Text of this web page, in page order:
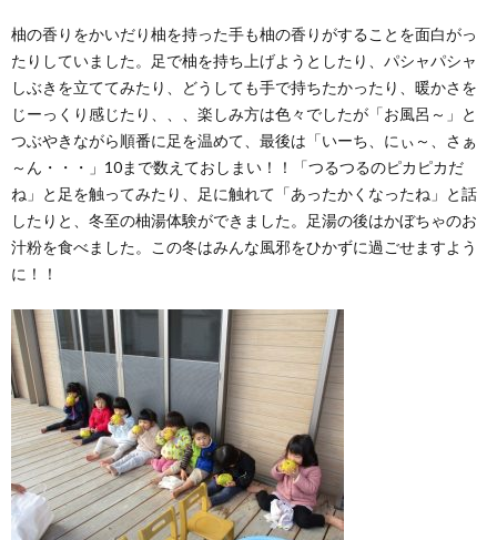
柚の香りをかいだり柚を持った手も柚の香りがすることを面白がっ
たりしていました。足で柚を持ち上げようとしたり、パシャパシャ
しぶきを立ててみたり、どうしても手で持ちたかったり、暖かさを
じーっくり感じたり、、、楽しみ方は色々でしたが「お風呂～」と
つぶやきながら順番に足を温めて、最後は「いーち、にぃ～、さぁ
～ん・・・」10まで数えておしまい！！「つるつるのピカピカだ
ね」と足を触ってみたり、足に触れて「あったかくなったね」と話
したりと、冬至の柚湯体験ができました。足湯の後はかぼちゃのお
汁粉を食べました。この冬はみんな風邪をひかずに過ごせますよう
に！！